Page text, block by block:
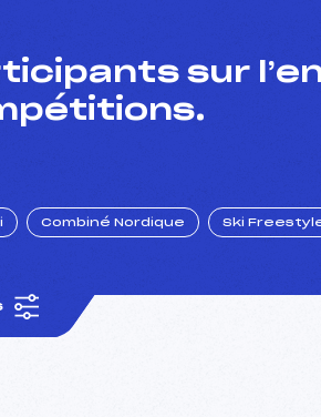
sur
Combiné Nordique Ski